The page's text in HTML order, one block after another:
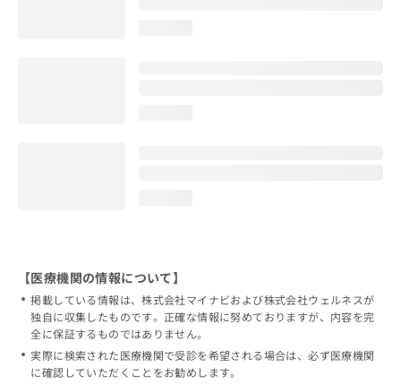
【医療機関の情報について】
掲載している情報は、株式会社マイナビおよび株式会社ウェルネスが
独自に収集したものです。正確な情報に努めておりますが、内容を完
全に保証するものではありません。
実際に検索された医療機関で受診を希望される場合は、必ず医療機関
に確認していただくことをお勧めします。